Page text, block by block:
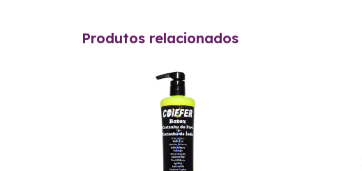
Produtos relacionados